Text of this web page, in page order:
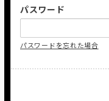
パスワード
パスワードを忘れた場合